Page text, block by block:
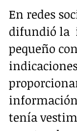
En redes
difundió la
pequeño con
tenía